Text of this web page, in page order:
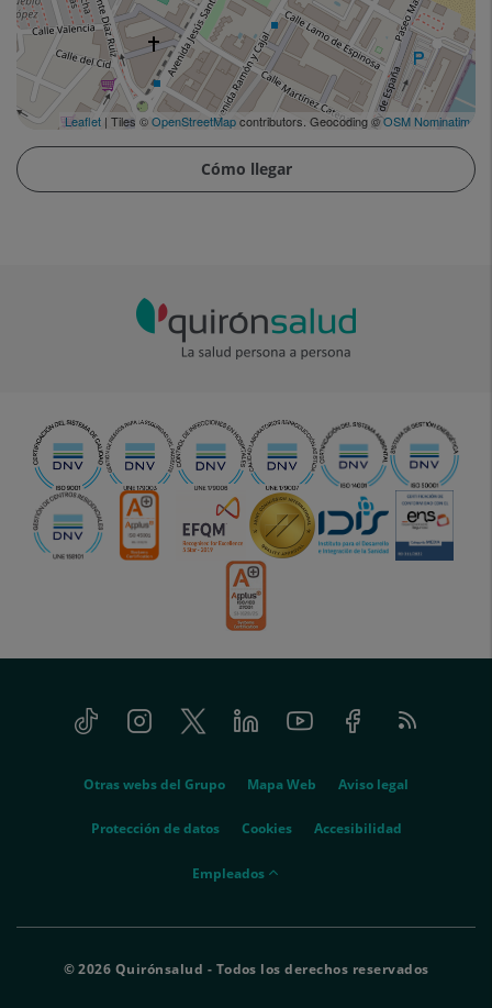
Leaflet | Tiles ©OpenStreetMapcontributors. Geocoding ©OSM Nominatim
Cómo llegar
Tiktok InstagramTwitter LinkedinYoutube FacebookFeed
RSS
Otras webs del Grupo Mapa Web Aviso legal
Protección de datos Cookies Accesibilidad
empleados
Empleados
© 2026 Quirónsalud - Todos los derechos reservados